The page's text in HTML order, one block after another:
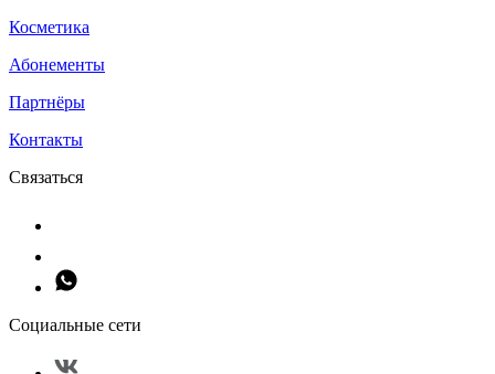
Косметика
Абонементы
Партнёры
Контакты
Связаться
Социальные сети